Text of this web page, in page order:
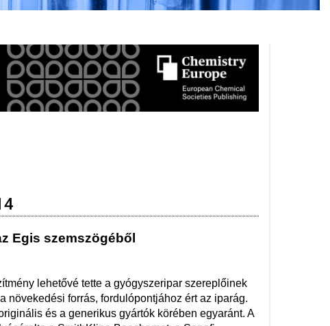
Egis szemszögéből
lehetővé tette a gyógyszeripar szereplőinek
növekedési forrás, fordulópontjához ért az iparág.
és a generikus gyártók körében egyaránt. A